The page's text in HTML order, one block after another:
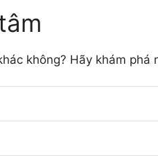
không? Hãy khám